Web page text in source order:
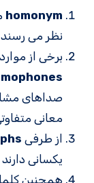
homonym
نظر می رسند
برخی از
صداهای
معانی
از طرفی
یکسانی
همچنین